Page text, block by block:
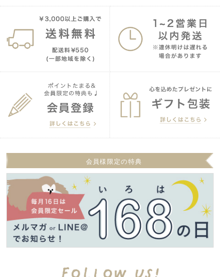
会員様限定の特典